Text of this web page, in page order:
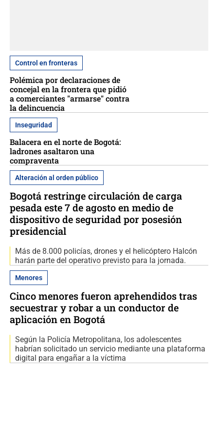
Control en fronteras
Polémica por declaraciones de
concejal en la frontera que pidió
a comerciantes "armarse" contra
la delincuencia
Inseguridad
Balacera en el norte de Bogotá:
ladrones asaltaron una
compraventa
Alteración al orden público
Bogotá restringe circulación de carga
pesada este 7 de agosto en medio de
dispositivo de seguridad por posesión
presidencial
Más de 8.000 policías, drones y el helicóptero Halcón
harán parte del operativo previsto para la jornada.
Menores
Cinco menores fueron aprehendidos tras
secuestrar y robar a un conductor de
aplicación en Bogotá
Según la Policía Metropolitana, los adolescentes
habrían solicitado un servicio mediante una plataforma
digital para engañar a la víctima